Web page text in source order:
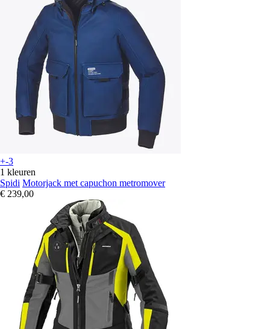
+-3
1 kleuren
Spidi Motorjack met capuchon metromover
€ 239,00